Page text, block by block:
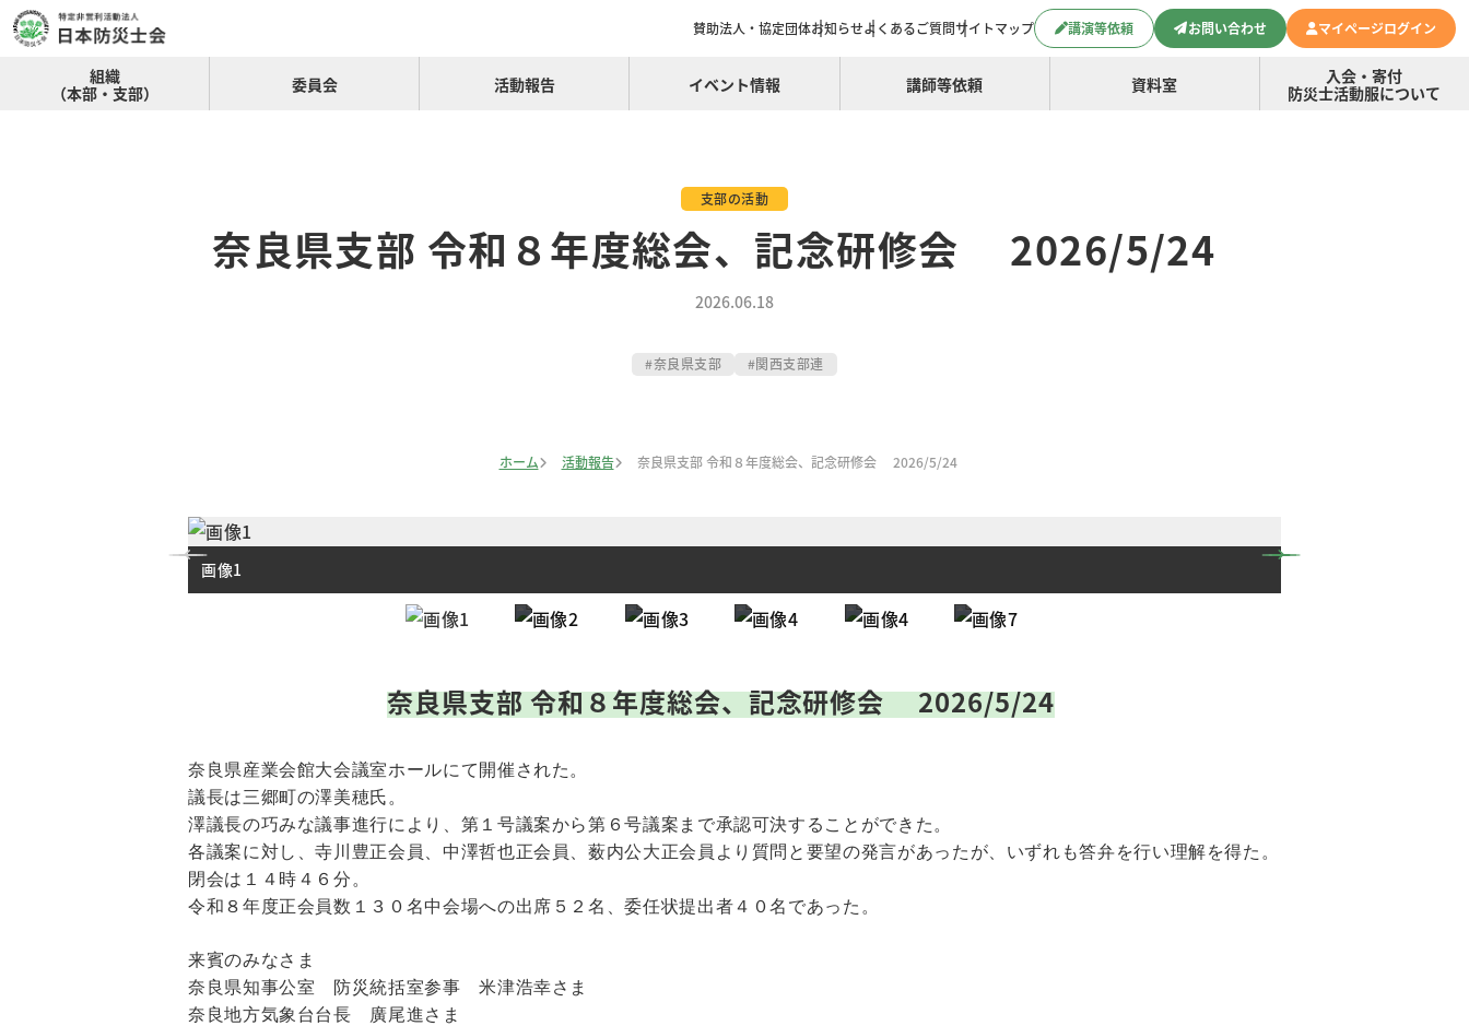
賛助法人・協定団体お知らせよくあるご質問サイトマップ 講演等依頼 お問い合わせ マイページログイン
組織
（本部・支部）
委員会 活動報告 イベント情報 講師等依頼 資料室
入会・寄付
防災士活動服について
支部の活動
奈良県支部 令和８年度総会、記念研修会 2026/5/24
2026.06.18
奈良県支部 関西支部連
ホーム 活動報告 奈良県支部 令和８年度総会、記念研修会 2026/5/24
画像1
奈良県支部令和８年度総会、記念研修会 2026/5/24
奈良県産業会館大会議室ホールにて開催された。
議長は三郷町の澤美穂氏。
澤議長の巧みな議事進行により、第１号議案から第６号議案まで承認可決することができた。
各議案に対し、寺川豊正会員、中澤哲也正会員、薮内公大正会員より質問と要望の発言があったが、いずれも答弁を行い理解を得た。
閉会は１４時４６分。
令和８年度正会員数１３０名中会場への出席５２名、委任状提出者４０名であった。
来賓のみなさま
奈良県知事公室 防災統括室参事 米津浩幸さま
奈良地方気象台台長 廣尾進さま